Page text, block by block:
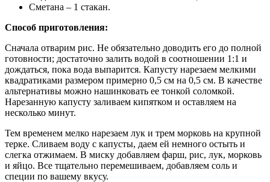
Сметана – 1 стакан.
Способ приготовления:
Сначала отварим рис. Не обязательно доводить его до полной
готовности; достаточно залить водой в соотношении 1:1 и
дождаться, пока вода выпарится. Капусту нарезаем мелкими
квадратиками размером примерно 0,5 см на 0,5 см. В качестве
альтернативы можно нашинковать ее тонкой соломкой.
Нарезанную капусту заливаем кипятком и оставляем на
несколько минут.
Тем временем мелко нарезаем лук и трем морковь на крупной
терке. Сливаем воду с капусты, даем ей немного остыть и
слегка отжимаем. В миску добавляем фарш, рис, лук, морковь
и яйцо. Все тщательно перемешиваем, добавляем соль и
специи по вашему вкусу.